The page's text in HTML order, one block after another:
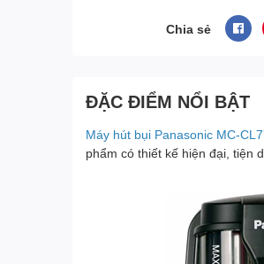
Chia sẻ
ĐẶC ĐIỂM NỔI BẬT
Máy hút bụi Panasonic MC-
phẩm có thiết kế hiện đại, tiện